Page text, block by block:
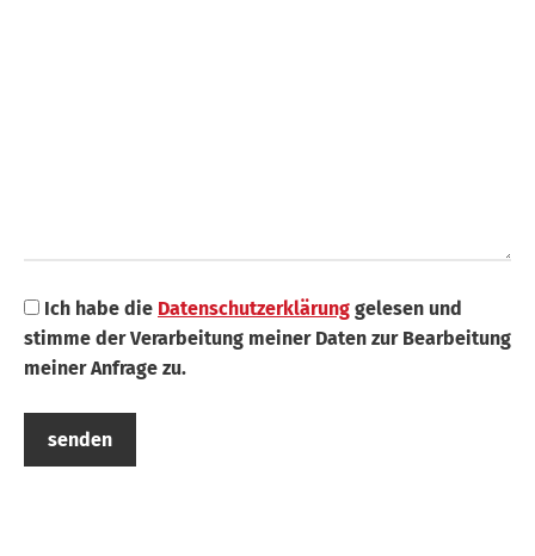
Ich habe die Datenschutzerklärung gelesen und
stimme der Verarbeitung meiner Daten zur Bearbeitung
meiner Anfrage zu.